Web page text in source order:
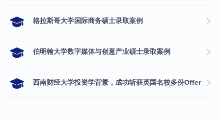
格拉斯哥大学国际商务硕士录取案例
伯明翰大学数字媒体与创意产业硕士录取案例
西南财经大学投资学背景，成功斩获英国名校多份Offer